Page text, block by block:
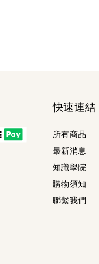
快速連結
所有商品
最新消息
知識學院
購物須知
聯繫我們